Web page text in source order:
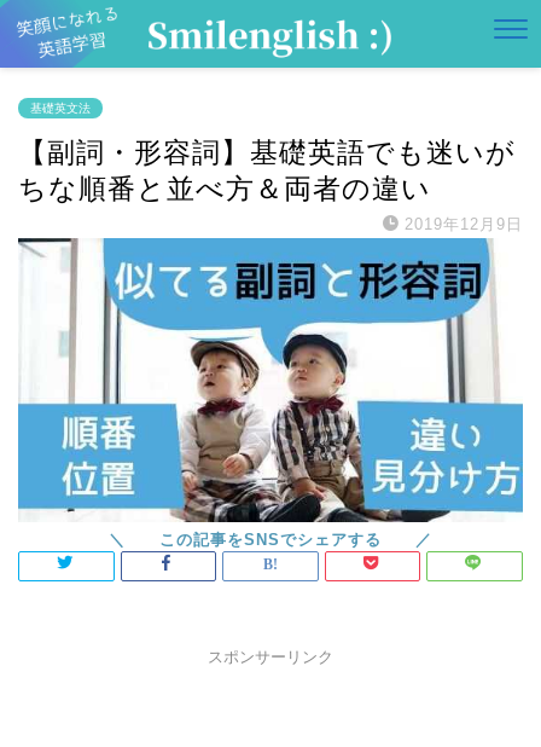
基礎英文法
【副詞・形容詞】基礎英語でも迷いが
ちな順番と並べ方＆両者の違い
2019年12月9日
スポンサーリンク